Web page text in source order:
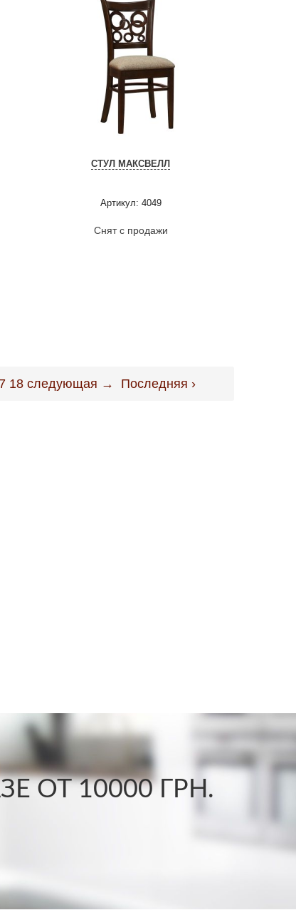
СТУЛ МАКСВЕЛЛ
Артикул: 4049
Снят с продажи
18 следующая → Последняя ›
ОТ 10000 ГРН.